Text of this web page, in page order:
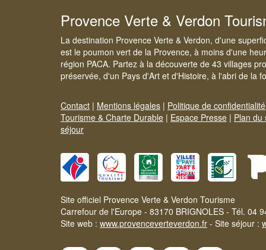
Provence Verte & Verdon
La destination Provence Verte & Verdon, d'une
est le poumon vert de la Provence, à moins d'une
région PACA. Partez à la découverte de 43 villages
préservée, d'un Pays d'Art et d'Histoire, à l'abri de la
Contact | Mentions légales | Politique de confidentialité
Tourisme & Charte Durable | Espace Presse | Plan du
séjour
Site officiel Provence Verte & Verdon Tourisme
Carrefour de l'Europe - 83170 BRIGNOLES - Tél. 04
Site web : www.provenceverteverdon.fr - Site séjour :